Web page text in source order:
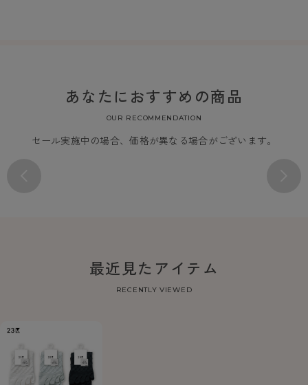
あなたにおすすめの商品
OUR RECOMMENDATION
セール実施中の場合、価格が異なる場合がございます。
最近見たアイテム
RECENTLY VIEWED